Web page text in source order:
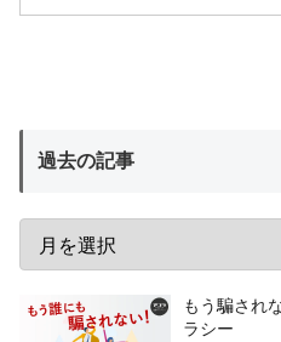
過去の記事
もう騙され
ラシー